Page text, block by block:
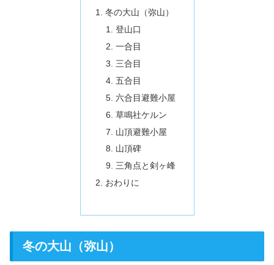
冬の大山（弥山）
登山口
一合目
三合目
五合目
六合目避難小屋
草鳴社ケルン
山頂避難小屋
山頂碑
三角点と剣ヶ峰
おわりに
冬の大山（弥山）